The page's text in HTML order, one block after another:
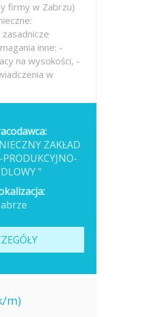
firmy w Zabrzu)
zasadnicze
inne: -
na wysokości, -
w
ZAKŁAD
"
m)